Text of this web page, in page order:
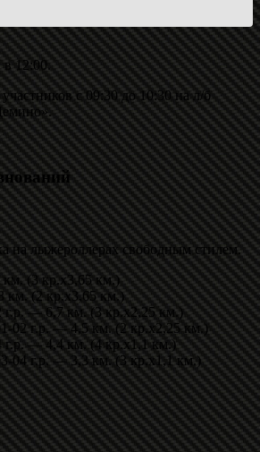
в 12:00.
с 09:30 до 10:30 на л/б
на лыжероллерах свободным стилем.
(3 кр.х3,65 км.)
(2 кр.х3,65 км.)
— 6,7 км. (3 кр.х2,25 км.)
02 г.р. — 4,5 км. (2 кр.х2,25 км.)
— 4,4 км. (4 кр.х1,1 км.)
04 г.р. — 3,3 км. (3 кр.х1,1 км.)